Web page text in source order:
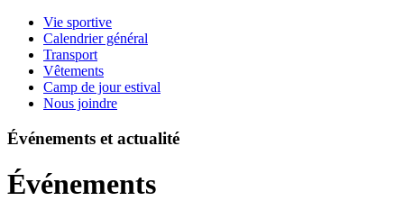
Vie sportive
Calendrier général
Transport
Vêtements
Camp de jour estival
Nous joindre
Événements et actualité
Événements